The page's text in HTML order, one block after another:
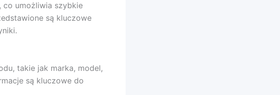
co umożliwia szybkie
są kluczowe
takie jak marka, model,
są kluczowe do